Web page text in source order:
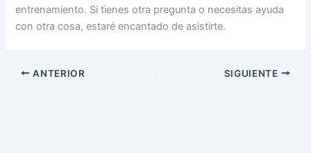
entrenamiento. Si tienes otra pregunta o necesitas ayuda
con otra cosa, estaré encantado de asistirte.
ANTERIOR SIGUIENTE